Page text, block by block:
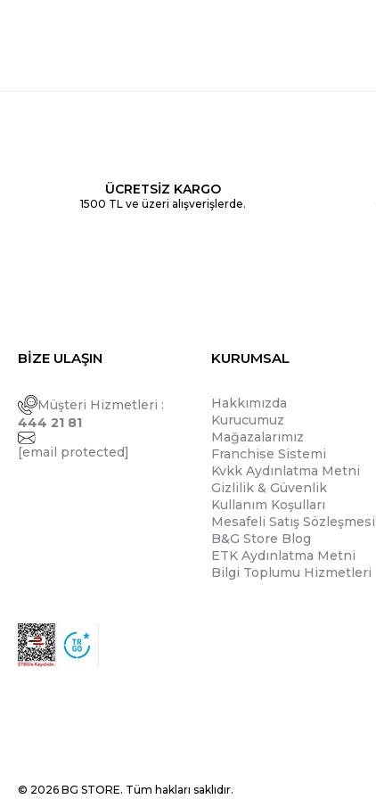
ÜCRETSİZ KARGO
1500 TL ve üzeri alışverişlerde.
BİZE ULAŞIN
Müşteri Hizmetleri :
444 21 81
[email protected]
KURUMSAL
Hakkımızda
Kurucumuz
Mağazalarımız
Franchise Sistemi
Kvkk Aydınlatma Metni
Gizlilik & Güvenlik
Kullanım Koşulları
Mesafeli Satış Sözleşmesi
B&G Store Blog
ETK Aydınlatma Metni
Bilgi Toplumu Hizmetleri
© 2026 BG STORE. Tüm hakları saklıdır.